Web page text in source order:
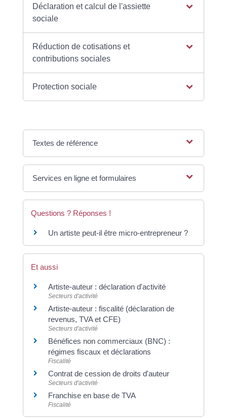
Déclaration et calcul de l'assiette
sociale
Réduction de cotisations et
contributions sociales
Protection sociale
Textes de référence
Services en ligne et formulaires
Questions ? Réponses !
Un artiste peut-il être micro-entrepreneur ?
Et aussi
Artiste-auteur : déclaration d'activité
Secteurs d'activité
Artiste-auteur : fiscalité (déclaration de
revenus, TVA et CFE)
Secteurs d'activité
Bénéfices non commerciaux (BNC) :
régimes fiscaux et déclarations
Fiscalité
Contrat de cession de droits d'auteur
Secteurs d'activité
Franchise en base de TVA
Fiscalité